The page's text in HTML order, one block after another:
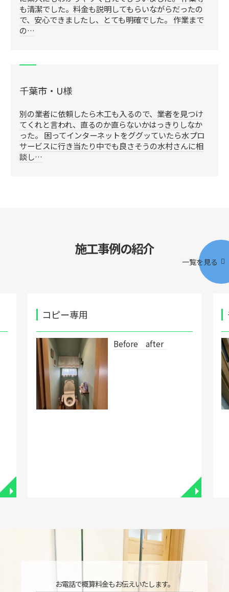
も清潔でした。料金も説明してもらいながらだったの
で、安心できましたし、とても明確でした。 作業まで
の…
千葉市・U様
別の業者に依頼したら木工も入るので、業者を見つけ
てくれと言われ、直るのか直らないかはっきりしなか
った。 困ってインターネットをググッていたら水プロ
サービスに行き当たり中でも良さそうの水村さんに相
談し…
施工事例の紹介
一覧を見る
◥
コピー専用
Before after
◥
お電話で概算料金もお伝えいたします。